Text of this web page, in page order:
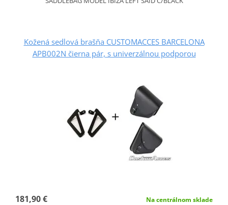
Kožená sedlová brašňa CUSTOMACCES BARCELONA
APB002N čierna pár, s univerzálnou podporou
181,90 € Na centrálnom sklade